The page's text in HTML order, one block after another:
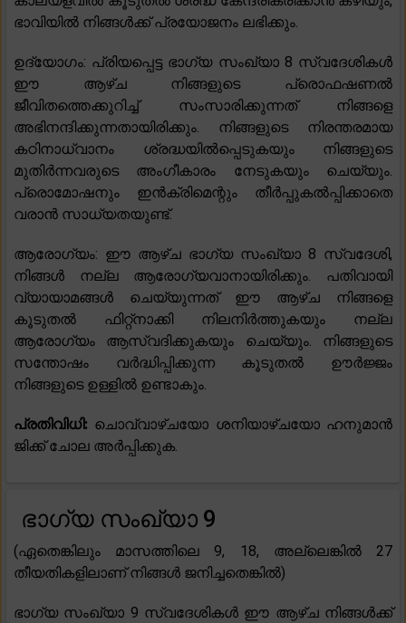
ഭാവിയിൽ നിങ്ങൾക്ക് പ്രയോജനം ലഭിക്കും.
ഉദ്യോഗം: പ്രിയപ്പെട്ട ഭാഗ്യ സംഖ്യാ 8 സ്വദേശികൾ
ഈ ആഴ്ച നിങ്ങളുടെ പ്രൊഫഷണൽ
ജീവിതത്തെക്കുറിച്ച് സംസാരിക്കുന്നത് നിങ്ങളെ
അഭിനന്ദിക്കുന്നതായിരിക്കും. നിങ്ങളുടെ നിരന്തരമായ
കഠിനാധ്വാനം ശ്രദ്ധയിൽപ്പെടുകയും നിങ്ങളുടെ
മുതിർന്നവരുടെ അംഗീകാരം നേടുകയും ചെയ്യും.
പ്രൊമോഷനും ഇൻക്രിമെന്റും തീർപ്പുകൽപ്പിക്കാതെ
വരാൻ സാധ്യതയുണ്ട്.
ആരോഗ്യം: ഈ ആഴ്ച ഭാഗ്യ സംഖ്യാ 8 സ്വദേശി,
നിങ്ങൾ നല്ല ആരോഗ്യവാനായിരിക്കും. പതിവായി
വ്യായാമങ്ങൾ ചെയ്യുന്നത് ഈ ആഴ്ച നിങ്ങളെ
കൂടുതൽ ഫിറ്റ്നാക്കി നിലനിർത്തുകയും നല്ല
ആരോഗ്യം ആസ്വദിക്കുകയും ചെയ്യും. നിങ്ങളുടെ
സന്തോഷം വർദ്ധിപ്പിക്കുന്ന കൂടുതൽ ഊർജ്ജം
നിങ്ങളുടെ ഉള്ളിൽ ഉണ്ടാകും.
പ്രതിവിധി: ചൊവ്വാഴ്ചയോ ശനിയാഴ്ചയോ ഹനുമാൻ
ജിക്ക് ചോല അർപ്പിക്കുക.
ഭാഗ്യ സംഖ്യാ 9
(ഏതെങ്കിലും മാസത്തിലെ 9, 18, അല്ലെങ്കിൽ 27
തീയതികളിലാണ് നിങ്ങൾ ജനിച്ചതെങ്കിൽ)
ഭാഗ്യ സംഖ്യാ 9 സ്വദേശികൾ ഈ ആഴ്ച നിങ്ങൾക്ക്